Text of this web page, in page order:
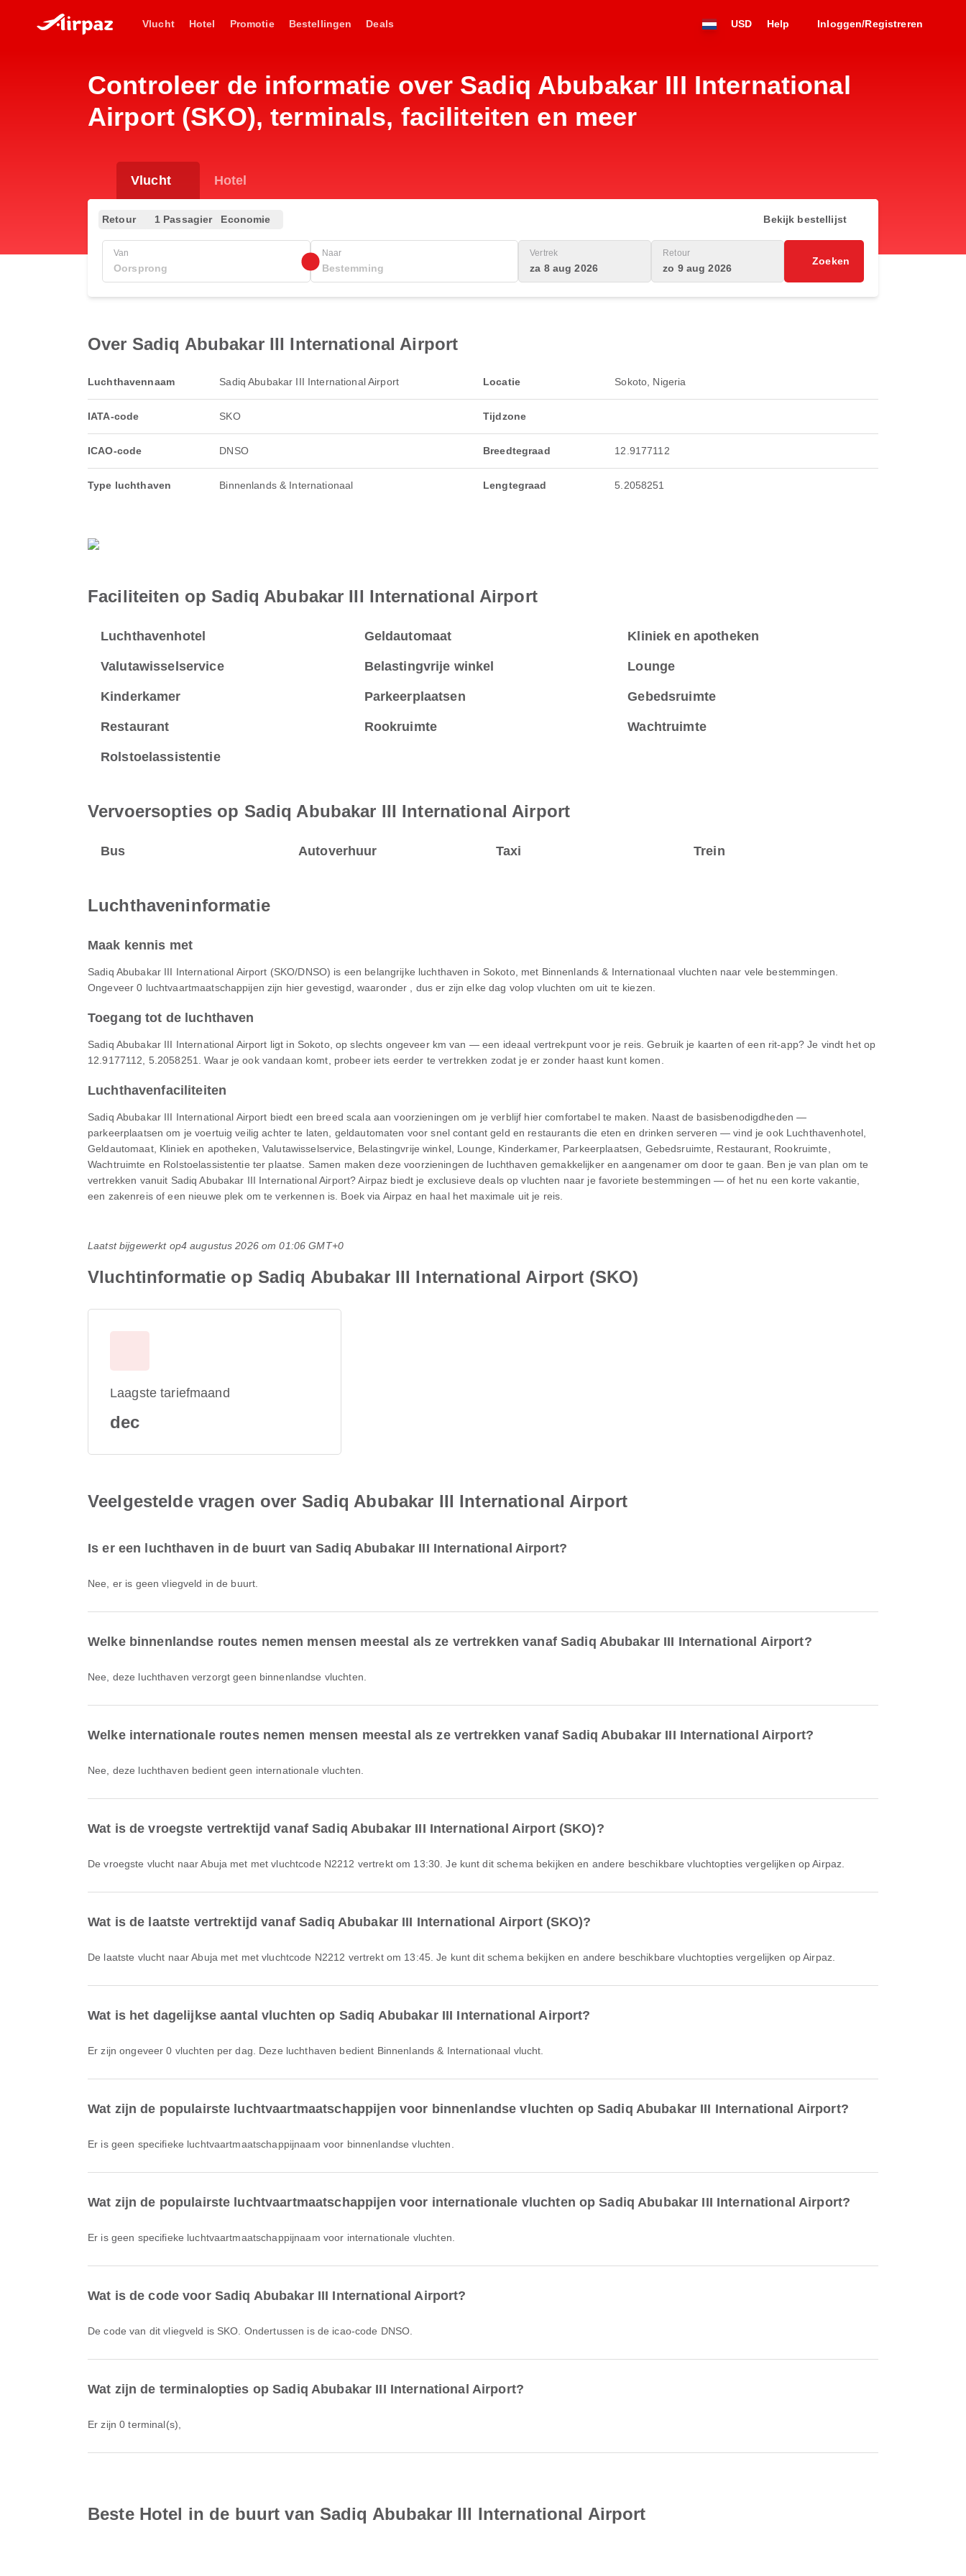
Vlucht Hotel Promotie Bestellingen Deals USD Help Inloggen/Registreren
Controleer de informatie over Sadiq Abubakar III International
Airport (SKO), terminals, faciliteiten en meer
Vlucht Hotel
Retour 1 Passagier Economie Bekijk bestellijst
Van Naar Vertrek
za 8 aug 2026
Retour
zo 9 aug 2026
Zoeken
Over Sadiq Abubakar III International Airport
Luchthavennaam Sadiq Abubakar III International Airport
IATA-code SKO
ICAO-code DNSO
Type luchthaven Binnenlands & Internationaal
Locatie Sokoto, Nigeria
Tijdzone
Breedtegraad 12.9177112
Lengtegraad 5.2058251
Faciliteiten op Sadiq Abubakar III International Airport
Luchthavenhotel Geldautomaat Kliniek en apotheken
Valutawisselservice Belastingvrije winkel Lounge
Kinderkamer Parkeerplaatsen Gebedsruimte
Restaurant Rookruimte Wachtruimte
Rolstoelassistentie
Vervoersopties op Sadiq Abubakar III International Airport
Bus Autoverhuur Taxi Trein
Luchthaveninformatie
Maak kennis met
Sadiq Abubakar III International Airport (SKO/DNSO) is een belangrijke luchthaven in Sokoto, met Binnenlands & Internationaal vluchten naar vele bestemmingen.
Ongeveer 0 luchtvaartmaatschappijen zijn hier gevestigd, waaronder , dus er zijn elke dag volop vluchten om uit te kiezen.
Toegang tot de luchthaven
Sadiq Abubakar III International Airport ligt in Sokoto, op slechts ongeveer km van — een ideaal vertrekpunt voor je reis. Gebruik je kaarten of een rit-app? Je vindt het op
12.9177112, 5.2058251. Waar je ook vandaan komt, probeer iets eerder te vertrekken zodat je er zonder haast kunt komen.
Luchthavenfaciliteiten
Sadiq Abubakar III International Airport biedt een breed scala aan voorzieningen om je verblijf hier comfortabel te maken. Naast de basisbenodigdheden —
parkeerplaatsen om je voertuig veilig achter te laten, geldautomaten voor snel contant geld en restaurants die eten en drinken serveren — vind je ook Luchthavenhotel,
Geldautomaat, Kliniek en apotheken, Valutawisselservice, Belastingvrije winkel, Lounge, Kinderkamer, Parkeerplaatsen, Gebedsruimte, Restaurant, Rookruimte,
Wachtruimte en Rolstoelassistentie ter plaatse. Samen maken deze voorzieningen de luchthaven gemakkelijker en aangenamer om door te gaan. Ben je van plan om te
vertrekken vanuit Sadiq Abubakar III International Airport? Airpaz biedt je exclusieve deals op vluchten naar je favoriete bestemmingen — of het nu een korte vakantie,
een zakenreis of een nieuwe plek om te verkennen is. Boek via Airpaz en haal het maximale uit je reis.
Laatst bijgewerkt op4 augustus 2026 om 01:06 GMT+0
Vluchtinformatie op Sadiq Abubakar III International Airport (SKO)
Laagste tariefmaand
dec
Veelgestelde vragen over Sadiq Abubakar III International Airport
Is er een luchthaven in de buurt van Sadiq Abubakar III International Airport?
Nee, er is geen vliegveld in de buurt.
Welke binnenlandse routes nemen mensen meestal als ze vertrekken vanaf Sadiq Abubakar III International Airport?
Nee, deze luchthaven verzorgt geen binnenlandse vluchten.
Welke internationale routes nemen mensen meestal als ze vertrekken vanaf Sadiq Abubakar III International Airport?
Nee, deze luchthaven bedient geen internationale vluchten.
Wat is de vroegste vertrektijd vanaf Sadiq Abubakar III International Airport (SKO)?
De vroegste vlucht naar Abuja met met vluchtcode N2212 vertrekt om 13:30. Je kunt dit schema bekijken en andere beschikbare vluchtopties vergelijken op Airpaz.
Wat is de laatste vertrektijd vanaf Sadiq Abubakar III International Airport (SKO)?
De laatste vlucht naar Abuja met met vluchtcode N2212 vertrekt om 13:45. Je kunt dit schema bekijken en andere beschikbare vluchtopties vergelijken op Airpaz.
Wat is het dagelijkse aantal vluchten op Sadiq Abubakar III International Airport?
Er zijn ongeveer 0 vluchten per dag. Deze luchthaven bedient Binnenlands & Internationaal vlucht.
Wat zijn de populairste luchtvaartmaatschappijen voor binnenlandse vluchten op Sadiq Abubakar III International Airport?
Er is geen specifieke luchtvaartmaatschappijnaam voor binnenlandse vluchten.
Wat zijn de populairste luchtvaartmaatschappijen voor internationale vluchten op Sadiq Abubakar III International Airport?
Er is geen specifieke luchtvaartmaatschappijnaam voor internationale vluchten.
Wat is de code voor Sadiq Abubakar III International Airport?
De code van dit vliegveld is SKO. Ondertussen is de icao-code DNSO.
Wat zijn de terminalopties op Sadiq Abubakar III International Airport?
Er zijn 0 terminal(s),
Beste Hotel in de buurt van Sadiq Abubakar III International Airport